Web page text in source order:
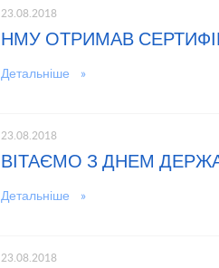
23.08.2018
НМУ ОТРИМАВ
Детальніше »
23.08.2018
ВІТАЄМО З ДНЕМ
Детальніше »
23.08.2018